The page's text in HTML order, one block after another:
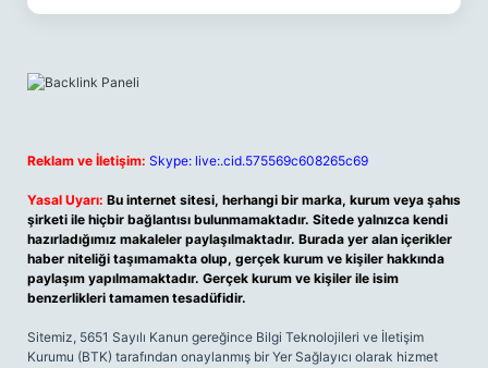
Reklam ve İletişim: Skype: live:.cid.575569c608265c69
Yasal Uyarı: Bu internet sitesi, herhangi bir marka, kurum veya şahıs
şirketi ile hiçbir bağlantısı bulunmamaktadır. Sitede yalnızca kendi
hazırladığımız makaleler paylaşılmaktadır. Burada yer alan içerikler
haber niteliği taşımamakta olup, gerçek kurum ve kişiler hakkında
paylaşım yapılmamaktadır. Gerçek kurum ve kişiler ile isim
benzerlikleri tamamen tesadüfidir.
Sitemiz, 5651 Sayılı Kanun gereğince Bilgi Teknolojileri ve İletişim
Kurumu (BTK) tarafından onaylanmış bir Yer Sağlayıcı olarak hizmet